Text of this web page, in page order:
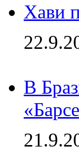
Хави
В